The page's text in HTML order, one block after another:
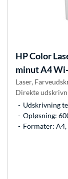
HPColor
minut A4
Laser,
Direkte
Udskrivning
Opløsning:
Formater: A4,